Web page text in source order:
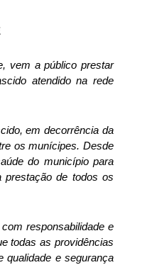
vem a público prestar
atendido na rede
em decorrência da
os munícipes. Desde
do município para
prestação de todos os
responsabilidade e
todas as providências
qualidade e segurança